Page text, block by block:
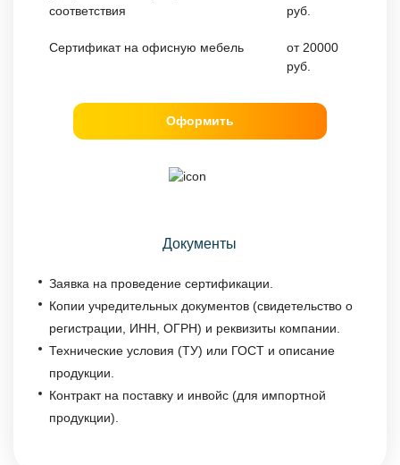
соответствия
руб.
Сертификат на офисную мебель
от 20000
руб.
Оформить
Документы
Заявка на проведение сертификации.
Копии учредительных документов (свидетельство о
регистрации, ИНН, ОГРН) и реквизиты компании.
Технические условия (ТУ) или ГОСТ и описание
продукции.
Контракт на поставку и инвойс (для импортной
продукции).